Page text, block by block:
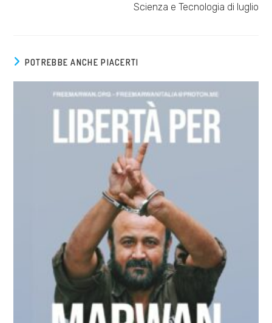
Scienza e Tecnologia di luglio
POTREBBE ANCHE PIACERTI